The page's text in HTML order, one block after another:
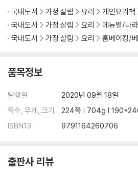
- 저온발효법
CLASS 05. 식빵 만들기
- 식빵의 기본 배합, 베이커스 퍼센트(%)
- 풀먼 식빵 틀을 이용해 만드는 각형 식빵 &
03. 근채식빵
04. 화이트식빵
05. 우유생크림식빵
06. 버터식빵
09. 말차화이트초코식빵
국내도서 가정 살림 요리 개인요리책
국내도서
가정 살림 요리 메뉴별/나
국내도서
가정 살림 요리 홈베이킹/
품목정보
발행일
2020년 09월 18일
쪽수, 무게, 크기
224쪽 | 704g |
ISBN13
9791164260706
출판사 리뷰